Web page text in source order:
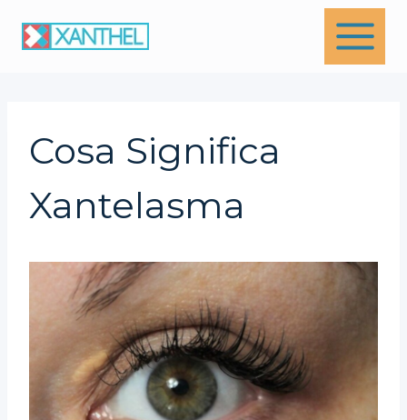
Cosa Significa
Xantelasma